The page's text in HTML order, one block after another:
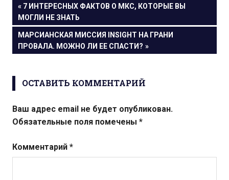
Навигация
по
записям
ПРЕДЫДУЩАЯ
ЗАПИСЬ:
7 ИНТЕРЕСНЫХ ФАКТОВ О МКС, КОТОРЫЕ ВЫ
МОГЛИ НЕ ЗНАТЬ
СЛЕДУЮЩАЯ
ЗАПИСЬ:
МАРСИАНСКАЯ МИССИЯ INSIGHT НА ГРАНИ
ПРОВАЛА. МОЖНО ЛИ ЕЕ СПАСТИ?
ОСТАВИТЬ КОММЕНТАРИЙ
Ваш адрес email не будет опубликован.
Обязательные поля помечены *
Комментарий *